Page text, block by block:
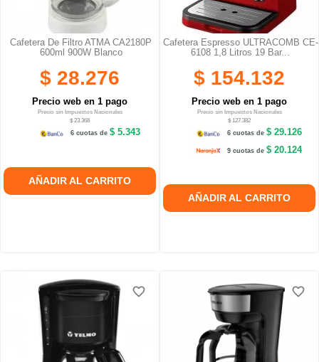
Cafetera De Filtro ATMA CA2180P
600ml 900W Blanco
$ 28.276
Precio web en 1 pago
Precio sin Impuestos Nacionales
$ 23.368
6 cuotas de $ 5.343
AÑADIR AL CARRITO
Cafetera Espresso ULTRACOMB CE-
6108 1,8 Litros 19 Bar...
$ 154.132
Precio web en 1 pago
Precio sin Impuestos Nacionales
$ 127.382
6 cuotas de$ 29.126
9 cuotas de$ 20.124
AÑADIR AL CARRITO
favorite_border
favorite_border favorite_border
favorite_border